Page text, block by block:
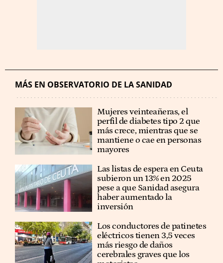
MÁS EN OBSERVATORIO DE LA SANIDAD
Mujeres veinteañeras, el
perfil de diabetes tipo 2 que
más crece, mientras que se
mantiene o cae en personas
mayores
Las listas de espera en Ceuta
subieron un 13% en 2025
pese a que Sanidad asegura
haber aumentado la
inversión
Los conductores de patinetes
eléctricos tienen 3,5 veces
más riesgo de daños
cerebrales graves que los